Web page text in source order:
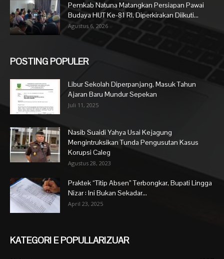
Pemkab Natuna Matangkan Persiapan Pawai
Budaya HUT Ke-81 RI, Diperkirakan Diikuti...
Agustus 6, 2026
POSTING POPULER
Libur Sekolah Diperpanjang, Masuk Tahun
Ajaran Baru Mundur Sepekan
Juli 11, 2025
Nasib Suaidi Yahya Usai Kejagung
Mengintruksikan Tunda Pengusutan Kasus
Korupsi Caleg
Agustus 28, 2023
Praktek “Titip Absen” Terbongkar, Bupati Lingga
Nizar : Ini Bukan Sekadar...
April 23, 2025
KATEGORI E POPULLARIZUAR